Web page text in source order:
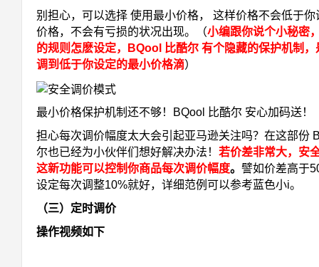
别担心，可以选择 使用最小价格， 这样价格不会低于你
价格，不会有亏损的状况出现。（小编跟你说个小秘密
的规则怎麽设定，BQool 比酷尔 有个隐藏的保护机制，
调到低于你设定的最小价格滴）
最小价格保护机制还不够！BQool 比酷尔 安心加码送！
担心每次调价幅度太大会引起亚马逊关注吗？在这部份
尔也已经为小伙伴们想好解决办法！ 若价差非常大，安
这新功能可以控制你商品每次调价幅度。 譬如价差高于
设定每次调整10%就好，详细范例可以参考蓝色小i。
（三）定时调价
操作视频如下